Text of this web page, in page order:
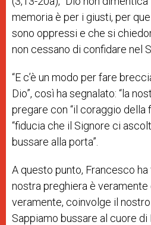
memoria è per i giusti, per
sono oppressi e che si
non cessano di confidare nel
“E c’è un modo per fare
Dio”, così ha segnalato: “la
pregare con “il coraggio della
“fiducia che il Signore ci
bussare alla porta”.
A questo punto, Francesco ha
nostra preghiera è
veramente, coinvolge il
Sappiamo bussare al cuore di